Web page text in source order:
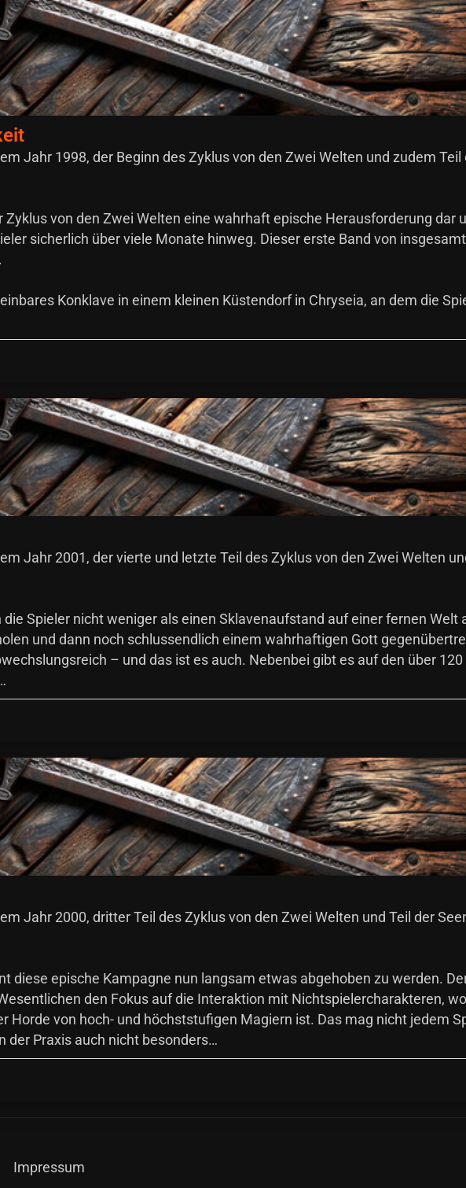
Jahr 1998, der Beginn des Zyklus von den Zwei Welten und zudem Teil
Zyklus von den Zwei Welten eine wahrhaft epische Herausforderung dar
sicherlich über viele Monate hinweg. Dieser erste Band von
Konklave in einem kleinen Küstendorf in Chryseia, an dem die
Jahr 2001, der vierte und letzte Teil des Zyklus von den Zwei Welten
Spieler nicht weniger als einen Sklavenaufstand auf einer fernen Welt
und dann noch schlussendlich einem wahrhaftigen Gott
– und das ist es auch. Nebenbei gibt es auf den über 120
Jahr 2000, dritter Teil des Zyklus von den Zwei Welten und Teil der
diese epische Kampagne nun langsam etwas abgehoben zu werden.
den Fokus auf die Interaktion mit Nichtspielercharakteren,
Horde von hoch- und höchststufigen Magiern ist. Das mag nicht jedem
der Praxis auch nicht besonders…
Impressum